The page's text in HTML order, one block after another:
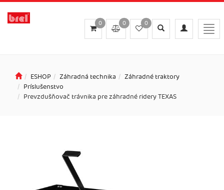
Toggle
navigation
Toggle
search
0
0
0
ESHOP Záhradná technika
Záhradné traktory
Príslušenstvo
Prevzdušňovač trávnika pre záhradné ridery TEXAS